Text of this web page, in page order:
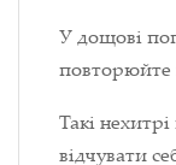
У дощові
повторюйте
Такі
відчувати